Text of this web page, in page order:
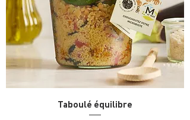
Taboulé équilibre